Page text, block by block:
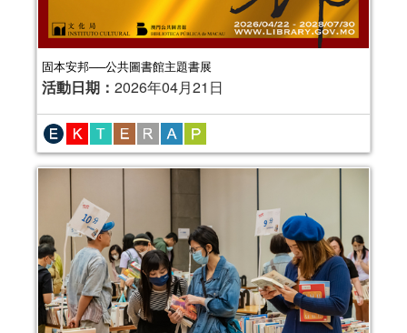
固本安邦──公共圖書館主題書展
活動日期： 2026年04月21日